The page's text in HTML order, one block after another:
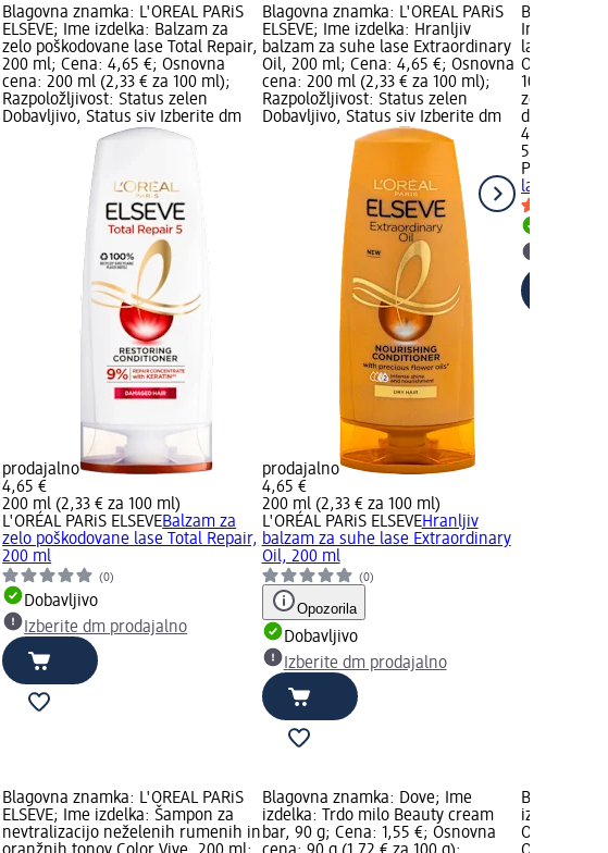
Blagovna znamka: L'ORÉAL PARiS
ELSEVE; Ime izdelka: Balzam za
zelo poškodovane lase Total Repair,
200 ml; Cena: 4,65 €; Osnovna
cena: 200 ml (2,33 € za 100 ml);
Razpoložljivost: Status zelen
Dobavljivo, Status siv Izberite dm
prodajalno
4,65 €
200 ml (2,33 € za 100 ml)
L'ORÉAL PARiS ELSEVEBalzam za
zelo poškodovane lase Total Repair,
200 ml
(0)
Dobavljivo
Izberite dm prodajalno
Blagovna znamka: L'ORÉAL PARiS
ELSEVE; Ime izdelka: Hranljiv
balzam za suhe lase Extraordinary
Oil, 200 ml; Cena: 4,65 €; Osnovna
cena: 200 ml (2,33 € za 100 ml);
Razpoložljivost: Status zelen
Dobavljivo, Status siv Izberite dm
prodajalno
4,65 €
200 ml (2,33 € za 100 ml)
L'ORÉAL PARiS ELSEVEHranljiv
balzam za suhe lase Extraordinary
Oil, 200 ml
(0)
Opozorila
Dobavljivo
Izberite dm prodajalno
Blagovna
Ime
lase
Osnovna
100 ml);
zelen
dm
4,95 €
500 ml
Precious
lase
Blagovna znamka: L'ORÉAL PARiS
ELSEVE; Ime izdelka: Šampon za
nevtralizacijo neželenih rumenih in
Blagovna znamka: Dove; Ime
izdelka: Trdo milo Beauty cream
bar, 90 g; Cena: 1,55 €; Osnovna
Blagovna
izdelka:
Original,